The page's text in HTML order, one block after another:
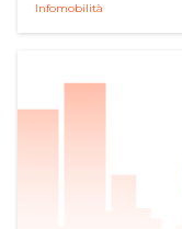
Infomobilità